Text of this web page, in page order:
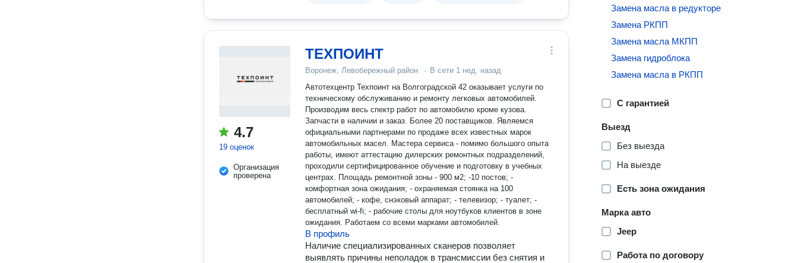
4.7
19 оценок
Организация
проверена
ТЕХПОИНТ
Воронеж, Левобережный район · В сети 1 нед. назад
Автотехцентр Техпоинт на Волгоградской 42 оказывает услуги по
техническому обслуживанию и ремонту легковых автомобилей.
Производим весь спектр работ по автомобилю кроме кузова.
Запчасти в наличии и заказ. Более 20 поставщиков. Являемся
официальными партнерами по продаже всех известных марок
автомобильных масел. Мастера сервиса - помимо большого опыта
работы, имеют аттестацию дилерских ремонтных подразделений,
проходили сертифицированное обучение и подготовку в учебных
центрах. Площадь ремонтной зоны - 900 м2; -10 постов; -
комфортная зона ожидания; - охраняемая стоянка на 100
автомобилей; - кофе, снэковый аппарат; - телевизор; - туалет; -
бесплатный wi-fi; - рабочие столы для ноутбуков клиентов в зоне
ожидания. Работаем со всеми марками автомобилей.
В профиль
Наличие специализированных сканеров позволяет
выявлять причины неполадок в трансмиссии без снятия и
Замена масла в редукторе
Замена РКПП
Замена масла МКПП
Замена гидроблока
Замена масла в РКПП
С гарантией
Выезд
Без выезда
На выезде
Есть зона ожидания
Марка авто
Jeep
Работа по договору